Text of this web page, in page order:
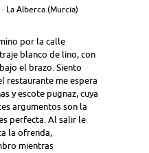
· La Alberca (Murcia)
por la calle
blanco de lino, con
el brazo. Siento
restaurante me espera
y escote pugnaz, cuya
argumentos son la
perfecta. Al salir le
la ofrenda,
mientras